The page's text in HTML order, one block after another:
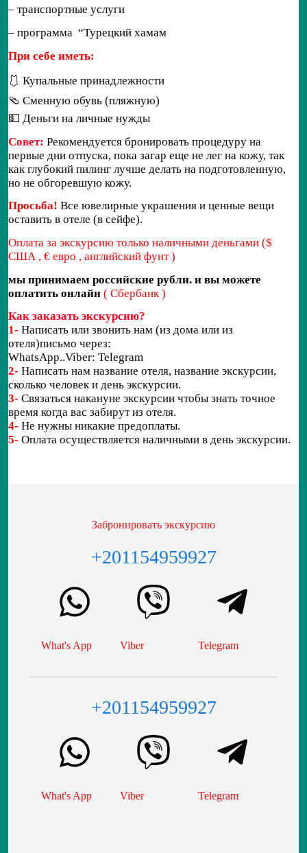
– транспортные услуги
– программа “Турецкий хамам
При себе иметь:
🩱 Купальные принадлежности
🩴 Сменную обувь (пляжную)
💵 Деньги на личные нужды
Совет: Рекомендуется бронировать процедуру на
первые дни отпуска, пока загар еще не лег на кожу, так
как глубокий пилинг лучше делать на подготовленную,
но не обгоревшую кожу.
Просьба! Все ювелирные украшения и ценные вещи
оставить в отеле (в сейфе).
Оплата за экскурсию только наличными деньгами ($
США , € евро , английский фунт )
мы принимаем российские рубли. и вы можете
оплатить онлайн ( Сбербанк )
Как заказать экскурсию?
1- Написать или звонить нам (из дома или из
отеля)письмо через:
WhatsApp..Viber: Telegram
2- Написать нам название отеля, название экскурсии,
сколько человек и день экскурсии.
3- Связаться накануне экскурсии чтобы знать точное
время когда вас забирут из отеля.
4- Не нужны никакие предоплаты.
5- Оплата осуществляется наличными в день экскурсии.
Забронировать экскурсию
+201154959927
What's App Viber Telegram
+201154959927
What's App Viber Telegram